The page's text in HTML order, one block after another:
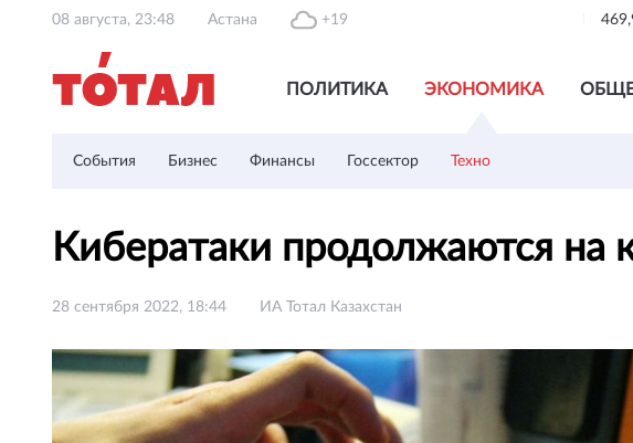
08 августа, 23:48 Астана +19
ПОЛИТИКА ЭКОНОМИКА
События Бизнес Финансы Госсектор Техно
Кибератаки продолжаются на
28 сентября 2022, 18:44 ИА Тотал Казахстан